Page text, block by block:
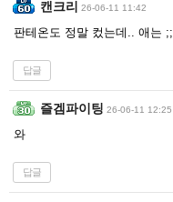
캔크리 26-06-11 11:42
판테온도 정말 컸는데.. 애는 ;;
답글
즐겜파이팅 26-06-11 12:25
와
답글